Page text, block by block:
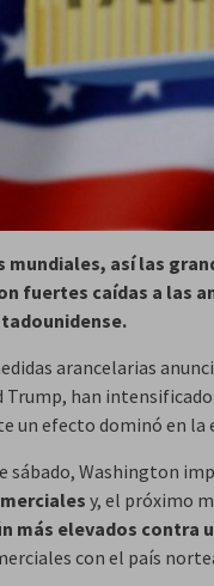
mundiales, así las
fuertes caídas a las
arancelarias
Trump, han intensificado
un efecto dominó en la
sábado, Washington
y, el próximo
más elevados contra
con el país